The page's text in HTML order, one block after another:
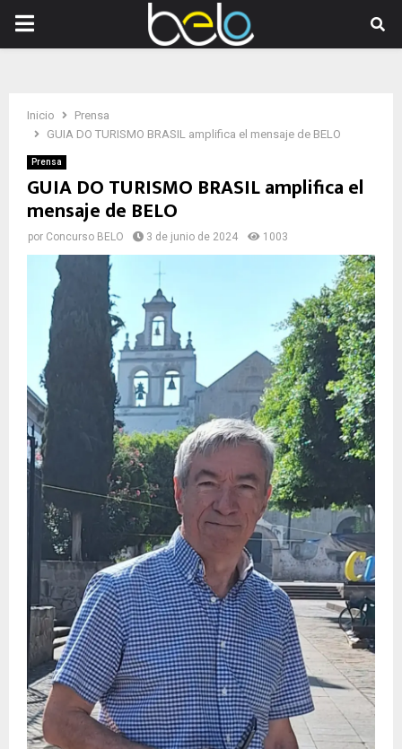
PRIMARY
Inicio
Prensa
GUIA DO TURISMO BRASIL amplifica el mensaje de BELO
Prensa
GUIA DO TURISMO BRASIL amplifica el
mensaje de BELO
por Concurso BELO 3 de junio de 2024 1003